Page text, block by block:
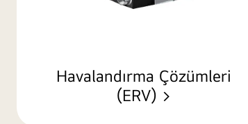
Havalandırma Çözümleri
(ERV) >